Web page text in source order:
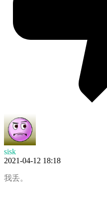
sisk
2021-04-12 18:18
我丢。